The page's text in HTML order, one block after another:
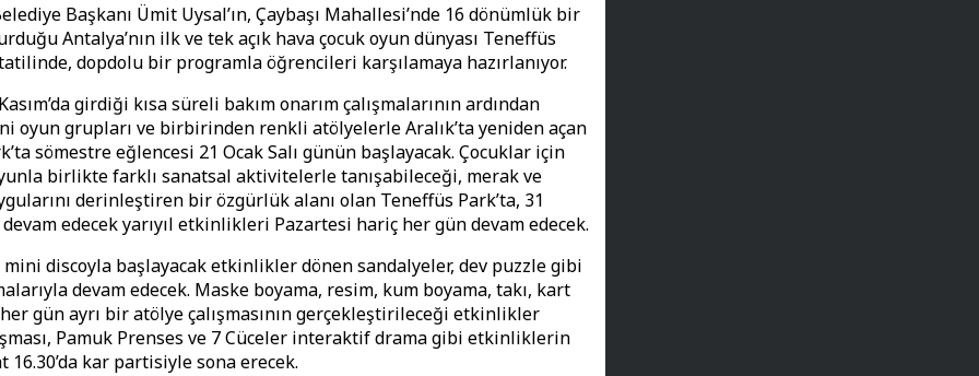
Başkanı Ümit Uysal’ın, Çaybaşı Mahallesi’nde 16 dönümlük bir
Antalya’nın ilk ve tek açık hava çocuk oyun dünyası Teneffüs
tatilinde, dopdolu bir programla öğrencileri karşılamaya hazırlanıyor.
girdiği kısa süreli bakım onarım çalışmalarının ardından
oyun grupları ve birbirinden renkli atölyelerle Aralık’ta yeniden açan
sömestre eğlencesi 21 Ocak Salı günün başlayacak. Çocuklar için
birlikte farklı sanatsal aktivitelerle tanışabileceği, merak ve
derinleştiren bir özgürlük alanı olan Teneffüs Park’ta, 31
devam edecek yarıyıl etkinlikleri Pazartesi hariç her gün devam edecek.
mini discoyla başlayacak etkinlikler dönen sandalyeler, dev puzzle gibi
devam edecek. Maske boyama, resim, kum boyama, takı, kart
gün ayrı bir atölye çalışmasının gerçekleştirileceği etkinlikler
Pamuk Prenses ve 7 Cüceler interaktif drama gibi etkinliklerin
16.30’da kar partisiyle sona erecek.